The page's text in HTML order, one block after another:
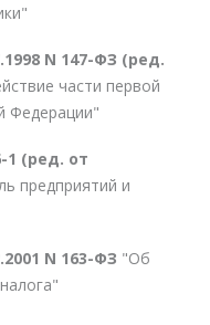
N 147-ФЗ (ред.
части первой
Федерации"
1 (ред. от
предприятий и
N 163-ФЗ "Об